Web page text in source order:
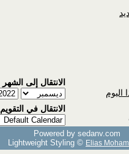
اليوم
الانتقال إلى الشهر
الانتقال في التقويم
Powered by sedany.com
Lightweight Styling © Elias